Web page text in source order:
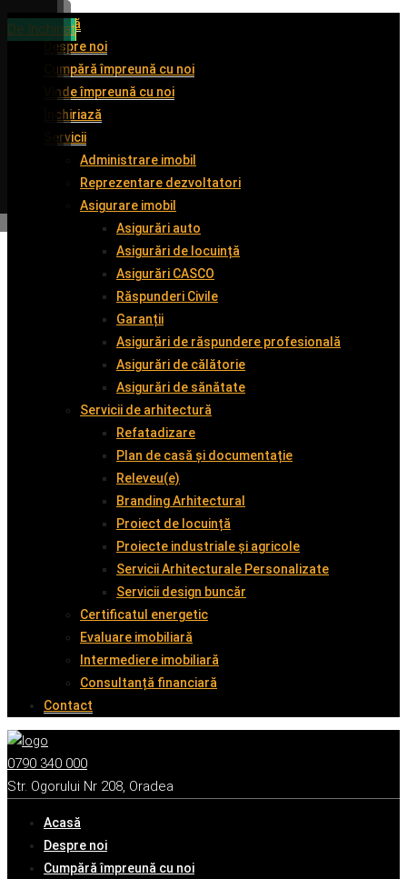
Acasă
Despre noi
Cumpără împreună cu noi
Vinde împreună cu noi
Închiriază
Servicii
Administrare imobil
Reprezentare dezvoltatori
Asigurare imobil
Asigurări auto
Asigurări de locuință
Asigurări CASCO
Răspunderi Civile
Garanții
Asigurări de răspundere profesională
Asigurări de călătorie
Asigurări de sănătate
Servicii de arhitectură
Refatadizare
Plan de casă și documentație
Releveu(e)
Branding Arhitectural
Proiect de locuință
Proiecte industriale și agricole
Servicii Arhitecturale Personalizate
Servicii design buncăr
Certificatul energetic
Evaluare imobiliară
Intermediere imobiliară
Consultanță financiară
Contact
0790 340 000
Str. Ogorului Nr 208, Oradea
Acasă
Despre noi
Cumpără împreună cu noi
De închiriat
De închiriat
De vânzare
De închiriat